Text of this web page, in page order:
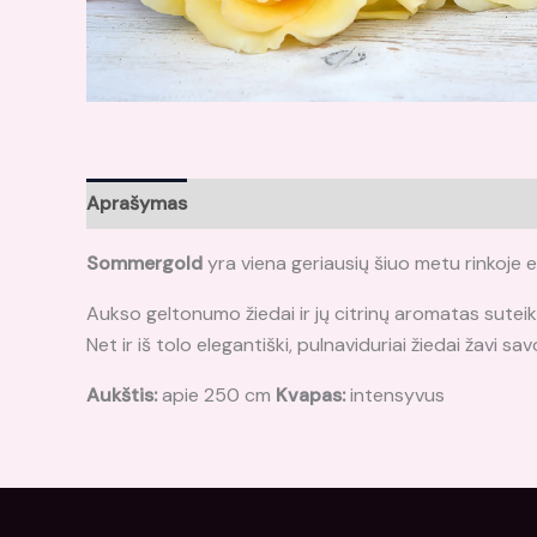
Aprašymas
Sommergoldyra viena geriausių šiuo metu rinkoje
Aukso geltonumo žiedai ir jų citrinų aromatas
Net ir iš tolo elegantiški, pulnaviduriai žiedai žavi
Aukštis:apie 250 cm Kvapas:intensyvus